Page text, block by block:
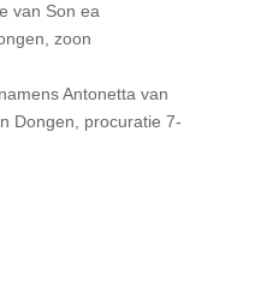
van Son ea
zoon
Antonetta van
Dongen, procuratie 7-